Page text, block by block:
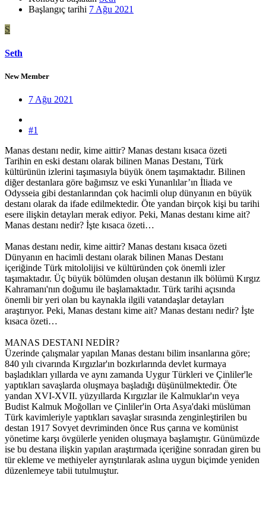
Başlangıç tarihi 7 Ağu 2021
S
Seth
New Member
7 Ağu 2021
#1
Manas destanı nedir, kime aittir? Manas destanı kısaca özeti
Tarihin en eski destanı olarak bilinen Manas Destanı, Türk
kültürünün izlerini taşımasıyla büyük önem taşımaktadır. Bilinen
diğer destanlara göre bağımsız ve eski Yunanlılar’ın İliada ve
Odysseia gibi destanlarından çok hacimli olup dünyanın en büyük
destanı olarak da ifade edilmektedir. Öte yandan birçok kişi bu tarihi
esere ilişkin detayları merak ediyor. Peki, Manas destanı kime ait?
Manas destanı nedir? İşte kısaca özeti…
Manas destanı nedir, kime aittir? Manas destanı kısaca özeti
Dünyanın en hacimli destanı olarak bilinen Manas Destanı
içeriğinde Türk mitololijisi ve kültüründen çok önemli izler
taşımaktadır. Üç büyük bölümden oluşan destanın ilk bölümü Kırgız
Kahramanı'nın doğumu ile başlamaktadır. Türk tarihi açısında
önemli bir yeri olan bu kaynakla ilgili vatandaşlar detayları
araştırıyor. Peki, Manas destanı kime ait? Manas destanı nedir? İşte
kısaca özeti…
MANAS DESTANI NEDİR?
Üzerinde çalışmalar yapılan Manas destanı bilim insanlarına göre;
840 yılı civarında Kırgızlar'ın bozkırlarında devlet kurmaya
başladıkları yıllarda ve aynı zamanda Uygur Türkleri ve Çinliler'le
yaptıkları savaşlarda oluşmaya başladığı düşünülmektedir. Öte
yandan XVI-XVII. yüzyıllarda Kırgızlar ile Kalmuklar'ın veya
Budist Kalmuk Moğolları ve Çinliler'in Orta Asya'daki müslüman
Türk kavimleriyle yaptıkları savaşlar sırasında zenginleştirilen bu
destan 1917 Sovyet devriminden önce Rus çarına ve komünist
yönetime karşı övgülerle yeniden oluşmaya başlamıştır. Günümüzde
ise bu destana ilişkin yapılan araştırmada içeriğine sonradan giren bu
tür ekleme ve methiyeler ayrıştırılarak aslına uygun biçimde yeniden
düzenlemeye tabii tutulmuştur.